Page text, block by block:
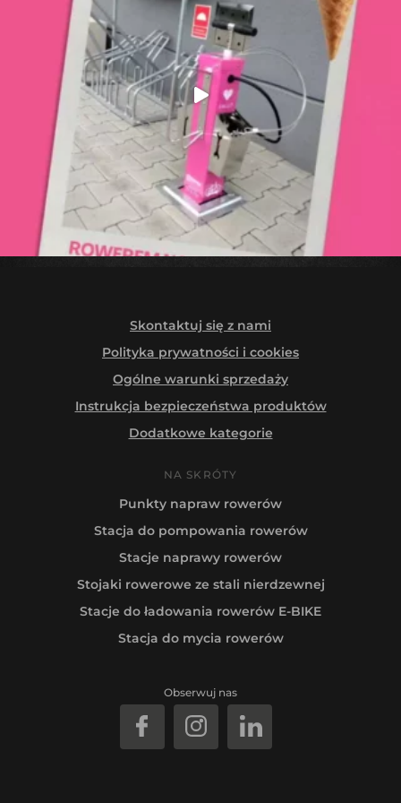
Skontaktuj się z nami
Polityka prywatności i cookies
Ogólne warunki sprzedaży
Instrukcja bezpieczeństwa produktów
Dodatkowe kategorie
NA SKRÓTY
Punkty napraw rowerów
Stacja do pompowania rowerów
Stacje naprawy rowerów
Stojaki rowerowe ze stali nierdzewnej
Stacje do ładowania rowerów E-BIKE
Stacja do mycia rowerów
Obserwuj nas